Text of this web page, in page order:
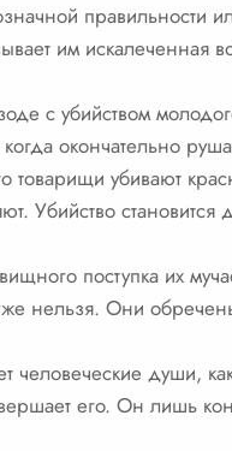
правильности
им искалеченная
с убийством
окончательно
товарищи убивают
Убийство
поступка их
нельзя. Они
человеческие души,
его. Он лишь